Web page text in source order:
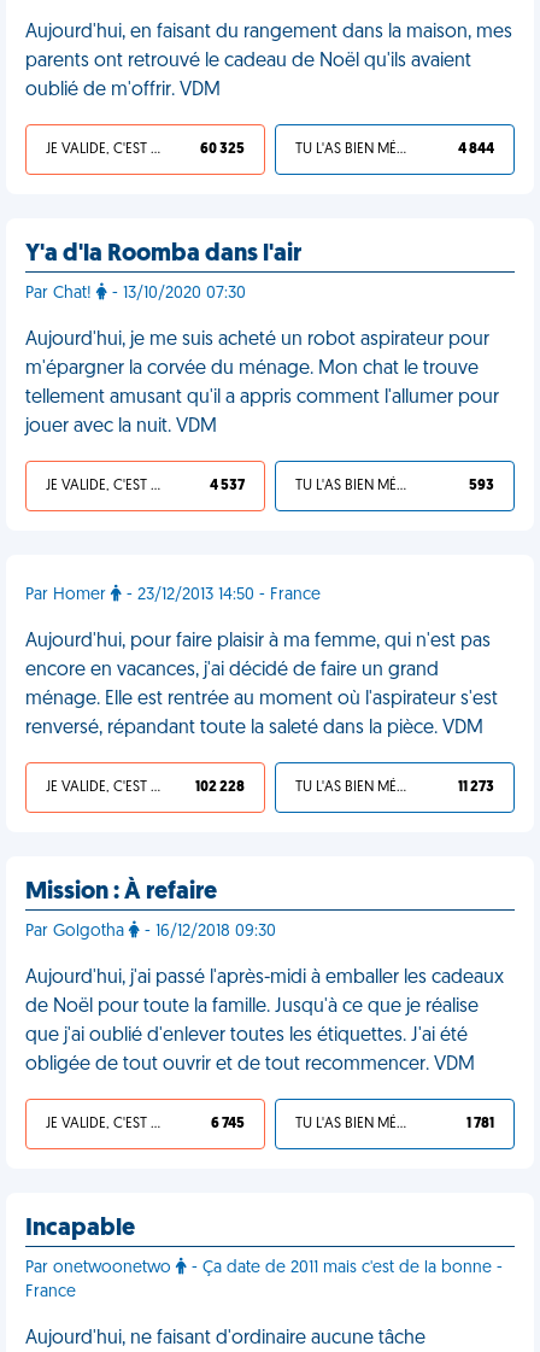
Aujourd'hui, en faisant du rangement dans la maison, mes
parents ont retrouvé le cadeau de Noël qu'ils avaient
oublié de m'offrir. VDM
JE VALIDE, C'EST UNE VDM 60 325 TU L'AS BIEN MÉRITÉ 4 844
Y'a d'la Roomba dans l'air
Par Chat! - 13/10/2020 07:30
Aujourd'hui, je me suis acheté un robot aspirateur pour
m'épargner la corvée du ménage. Mon chat le trouve
tellement amusant qu'il a appris comment l'allumer pour
jouer avec la nuit. VDM
JE VALIDE, C'EST UNE VDM 4 537 TU L'AS BIEN MÉRITÉ 593
Par Homer - 23/12/2013 14:50 - France
Aujourd'hui, pour faire plaisir à ma femme, qui n'est pas
encore en vacances, j'ai décidé de faire un grand
ménage. Elle est rentrée au moment où l'aspirateur s'est
renversé, répandant toute la saleté dans la pièce. VDM
JE VALIDE, C'EST UNE VDM 102 228 TU L'AS BIEN MÉRITÉ 11 273
Mission : À refaire
Par Golgotha - 16/12/2018 09:30
Aujourd'hui, j'ai passé l'après-midi à emballer les cadeaux
de Noël pour toute la famille. Jusqu'à ce que je réalise
que j'ai oublié d'enlever toutes les étiquettes. J'ai été
obligée de tout ouvrir et de tout recommencer. VDM
JE VALIDE, C'EST UNE VDM 6 745 TU L'AS BIEN MÉRITÉ 1 781
Incapable
Par onetwoonetwo
- Ça date de 2011 mais c'est de la bonne -
France
Aujourd'hui, ne faisant d'ordinaire aucune tâche